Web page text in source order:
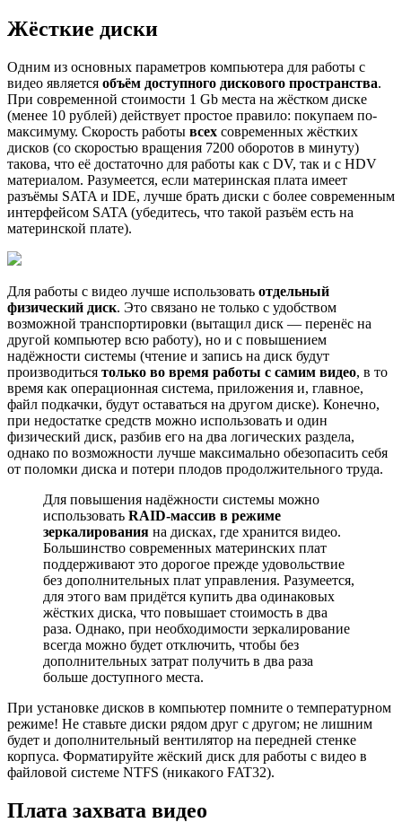
Жёсткие диски
Одним из основных параметров компьютера для работы с
видео является объём доступного дискового пространства.
При современной стоимости 1 Gb места на жёстком диске
(менее 10 рублей) действует простое правило: покупаем по-
максимуму. Скорость работы всех современных жёстких
дисков (со скоростью вращения 7200 оборотов в минуту)
такова, что её достаточно для работы как с DV, так и с HDV
материалом. Разумеется, если материнская плата имеет
разъёмы SATA и IDE, лучше брать диски с более современным
интерфейсом SATA (убедитесь, что такой разъём есть на
материнской плате).
Для работы с видео лучше использовать отдельный
физический диск. Это связано не только с удобством
возможной транспортировки (вытащил диск — перенёс на
другой компьютер всю работу), но и с повышением
надёжности системы (чтение и запись на диск будут
производиться только во время работы с самим видео, в то
время как операционная система, приложения и, главное,
файл подкачки, будут оставаться на другом диске). Конечно,
при недостатке средств можно использовать и один
физический диск, разбив его на два логических раздела,
однако по возможности лучше максимально обезопасить себя
от поломки диска и потери плодов продолжительного труда.
Для повышения надёжности системы можно
использовать RAID-массив в режиме
зеркалирования на дисках, где хранится видео.
Большинство современных материнских плат
поддерживают это дорогое прежде удовольствие
без дополнительных плат управления. Разумеется,
для этого вам придётся купить два одинаковых
жёстких диска, что повышает стоимость в два
раза. Однако, при необходимости зеркалирование
всегда можно будет отключить, чтобы без
дополнительных затрат получить в два раза
больше доступного места.
При установке дисков в компьютер помните о температурном
режиме! Не ставьте диски рядом друг с другом; не лишним
будет и дополнительный вентилятор на передней стенке
корпуса. Форматируйте жёский диск для работы с видео в
файловой системе NTFS (никакого FAT32).
Плата захвата видео